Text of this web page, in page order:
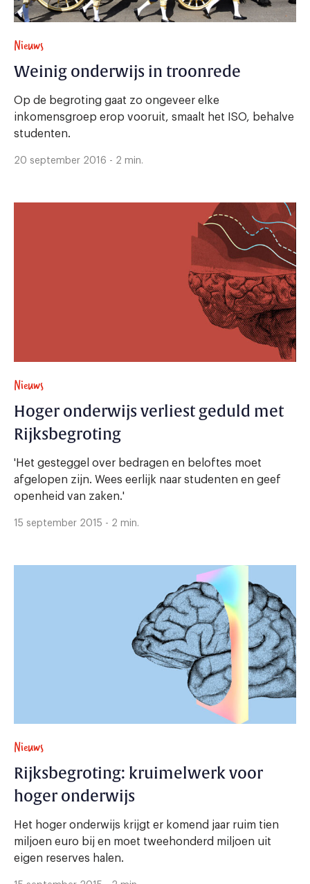
Nieuws
Weinig onderwijs in troonrede
Op de begroting gaat zo ongeveer elke
inkomensgroep erop vooruit, smaalt het ISO, behalve
studenten.
20 september 2016 - 2 min.
Nieuws
Hoger onderwijs verliest geduld met
Rijksbegroting
'Het gesteggel over bedragen en beloftes moet
afgelopen zijn. Wees eerlijk naar studenten en geef
openheid van zaken.'
15 september 2015 - 2 min.
Nieuws
Rijksbegroting: kruimelwerk voor
hoger onderwijs
Het hoger onderwijs krijgt er komend jaar ruim tien
miljoen euro bij en moet tweehonderd miljoen uit
eigen reserves halen.